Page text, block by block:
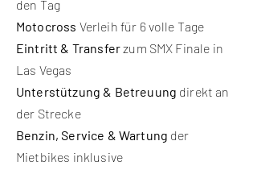
den Tag
Motocross Verleih für 6 volle Tage
Eintritt & Transferzum SMX Finale in
Las Vegas
Unterstützung & Betreuung direkt an
der Strecke
Benzin, Service & Wartung der
Mietbikes inklusive